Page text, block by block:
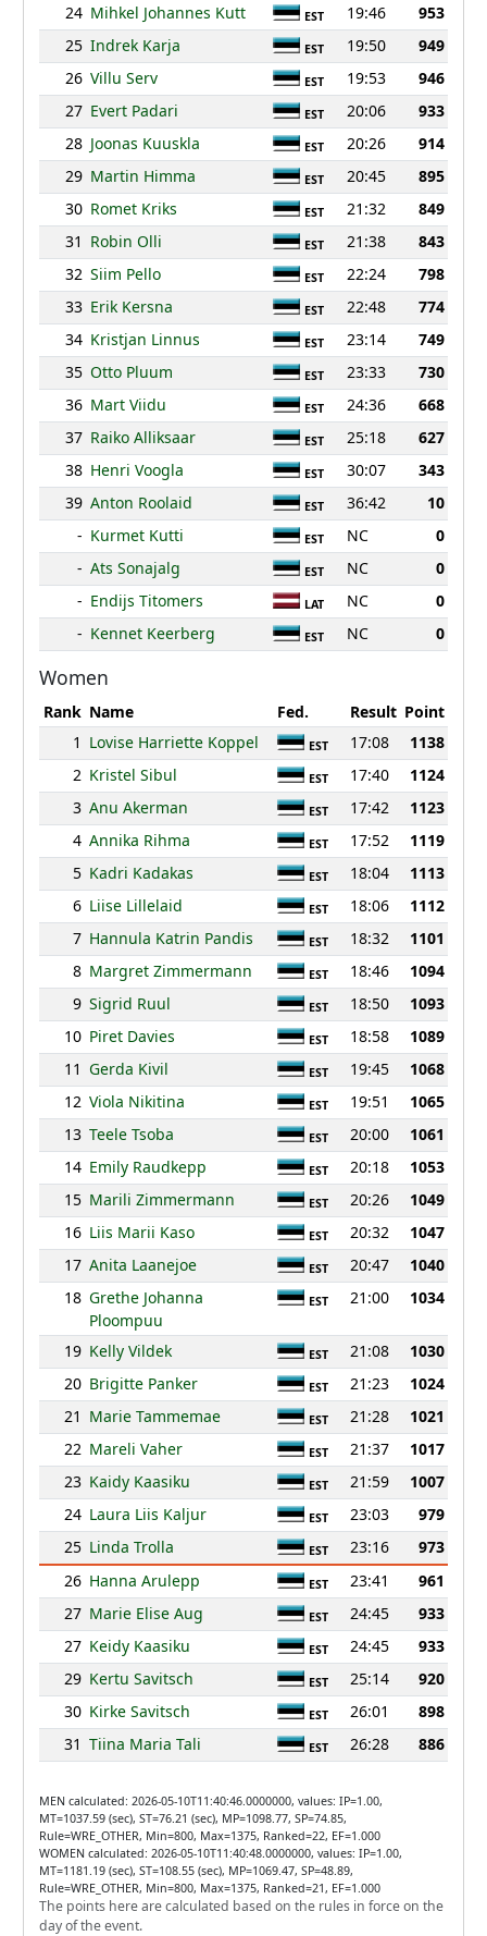
24 Mihkel Johannes Kutt EST 19:46
953
25 Indrek Karja EST 19:50
949
26 Villu Serv EST 19:53
946
27 Evert Padari EST 20:06
933
28 Joonas Kuuskla EST 20:26
914
29 Martin Himma EST 20:45
895
30 Romet Kriks EST 21:32
849
31 Robin Olli EST 21:38
843
32 Siim Pello EST 22:24
798
33 Erik Kersna EST 22:48
774
34 Kristjan Linnus EST 23:14
749
35 Otto Pluum EST 23:33
730
36 Mart Viidu EST 24:36
668
37 Raiko Alliksaar EST 25:18
627
38 Henri Voogla EST 30:07
343
39 Anton Roolaid EST 36:42
10
- Kurmet Kutti EST NC
0
- Ats Sonajalg EST NC
0
- Endijs Titomers LAT NC
0
- Kennet Keerberg EST NC 0
Women
Rank Name Fed. Result Point
1 Lovise Harriette Koppel EST 17:08
1138
2 Kristel Sibul EST 17:40
1124
3 Anu Akerman EST 17:42
1123
4 Annika Rihma EST 17:52
1119
5 Kadri Kadakas EST 18:04
1113
6 Liise Lillelaid EST 18:06
1112
7 Hannula Katrin Pandis EST 18:32
1101
8 Margret Zimmermann EST 18:46
1094
9 Sigrid Ruul EST 18:50
1093
10 Piret Davies EST 18:58
1089
11 Gerda Kivil EST 19:45
1068
12 Viola Nikitina EST 19:51
1065
13 Teele Tsoba EST 20:00
1061
14 Emily Raudkepp EST 20:18
1053
15 Marili Zimmermann EST 20:26
1049
16 Liis Marii Kaso EST 20:32
1047
17 Anita Laanejoe EST 20:47
1040
18 Grethe Johanna
Ploompuu
EST 21:00 1034
19 Kelly Vildek EST 21:08
1030
20 Brigitte Panker EST 21:23
1024
21 Marie Tammemae EST 21:28
1021
22 Mareli Vaher EST 21:37
1017
23 Kaidy Kaasiku EST 21:59
1007
24 Laura Liis Kaljur EST 23:03
979
25 Linda Trolla EST 23:16
973
26 Hanna Arulepp EST 23:41
961
27 Marie Elise Aug EST 24:45
933
27 Keidy Kaasiku EST 24:45
933
29 Kertu Savitsch EST 25:14
920
30 Kirke Savitsch EST 26:01
898
31 Tiina Maria Tali EST 26:28 886
MEN calculated: 2026-05-10T11:40:46.0000000, values: IP=1.00,
MT=1037.59 (sec), ST=76.21 (sec), MP=1098.77, SP=74.85,
Rule=WRE_OTHER, Min=800, Max=1375, Ranked=22, EF=1.000
WOMEN calculated: 2026-05-10T11:40:48.0000000, values: IP=1.00,
MT=1181.19 (sec), ST=108.55 (sec), MP=1069.47, SP=48.89,
Rule=WRE_OTHER, Min=800, Max=1375, Ranked=21, EF=1.000
The points here are calculated based on the rules in force on the
day of the event.